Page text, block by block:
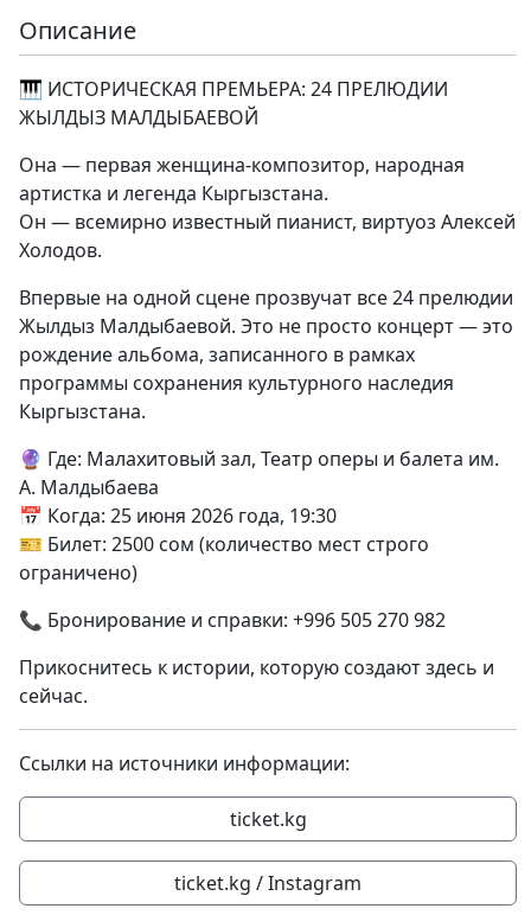
Описание
🎹 ИСТОРИЧЕСКАЯ ПРЕМЬЕРА: 24 ПРЕЛЮДИИ
ЖЫЛДЫЗ МАЛДЫБАЕВОЙ
Она — первая женщина-композитор, народная
артистка и легенда Кыргызстана.
Он — всемирно известный пианист, виртуоз Алексей
Холодов.
Впервые на одной сцене прозвучат все 24 прелюдии
Жылдыз Малдыбаевой. Это не просто концерт — это
рождение альбома, записанного в рамках
программы сохранения культурного наследия
Кыргызстана.
🔮 Где: Малахитовый зал, Театр оперы и балета им.
А. Малдыбаева
📅 Когда: 25 июня 2026 года, 19:30
🎫 Билет: 2500 сом (количество мест строго
ограничено)
📞 Бронирование и справки: +996 505 270 982
Прикоснитесь к истории, которую создают здесь и
сейчас.
Ссылки на источники информации:
ticket.kg
ticket.kg / Instagram